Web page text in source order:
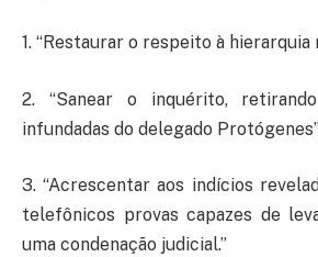
1. “Restaurar o respeito à hierarquia
2. “Sanear o inquérito,
infundadas do delegado
3. “Acrescentar aos indícios
telefônicos provas capazes de
uma condenação judicial.”